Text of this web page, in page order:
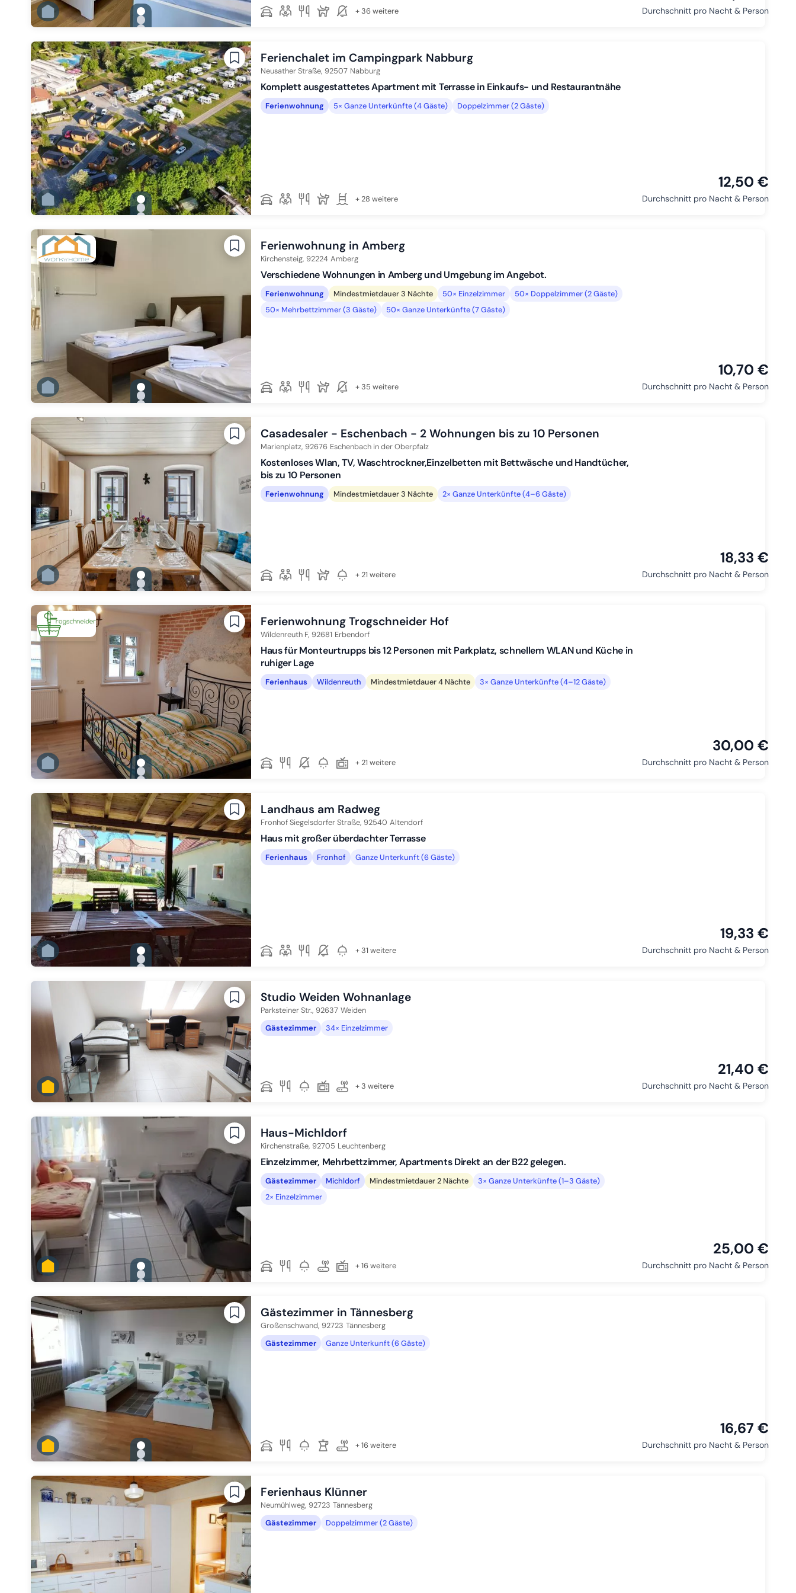
gallery.slide_selector
Zu Slide 1 wechseln
Zu Slide 2 wechseln
Zu Slide 4 wechseln
Zu Slide 5 wechseln
Zu Slide 6 wechseln
+ 36 weitere Durchschnitt pro Nacht & Person
gallery.slide_selector
Zu Slide 1 wechseln
Zu Slide 2 wechseln
Ferienchalet im Campingpark Nabburg
Neusather Straße, 92507 Nabburg
Komplett ausgestattetes Apartment mit Terrasse in Einkaufs- und Restaurantnähe
Ferienwohnung 5× Ganze Unterkünfte (4 Gäste) Doppelzimmer (2 Gäste)
+ 28 weitere
12,50 €
Durchschnitt pro Nacht & Person
gallery.slide_selector
Zu Slide 1 wechseln
Zu Slide 2 wechseln
Zu Slide 4 wechseln
Zu Slide 5 wechseln
Zu Slide 6 wechseln
Ferienwohnung in Amberg
Kirchensteig, 92224 Amberg
Verschiedene Wohnungen in Amberg und Umgebung im Angebot.
Ferienwohnung Mindestmietdauer 3 Nächte 50× Einzelzimmer
50× Doppelzimmer (2 Gäste)
50× Mehrbettzimmer (3 Gäste)
50× Ganze Unterkünfte (7 Gäste)
+ 35 weitere
10,70 €
Durchschnitt pro Nacht & Person
gallery.slide_selector
Zu Slide 1 wechseln
Zu Slide 2 wechseln
Zu Slide 4 wechseln
Zu Slide 5 wechseln
Zu Slide 6 wechseln
Casadesaler - Eschenbach - 2 Wohnungen bis zu 10 Personen
Marienplatz, 92676 Eschenbach in der Oberpfalz
Kostenloses Wlan, TV, Waschtrockner,Einzelbetten mit Bettwäsche und Handtücher,
bis zu 10 Personen
Ferienwohnung Mindestmietdauer 3 Nächte 2× Ganze Unterkünfte (4–6 Gäste)
+ 21 weitere
18,33 €
Durchschnitt pro Nacht & Person
gallery.slide_selector
Zu Slide 1 wechseln
Zu Slide 2 wechseln
Zu Slide 4 wechseln
Zu Slide 5 wechseln
Zu Slide 6 wechseln
Ferienwohnung Trogschneider Hof
Wildenreuth F, 92681 Erbendorf
Haus für Monteurtrupps bis 12 Personen mit Parkplatz, schnellem WLAN und Küche in
ruhiger Lage
Ferienhaus Wildenreuth Mindestmietdauer 4 Nächte 3× Ganze Unterkünfte (4–12 Gäste)
+ 21 weitere
30,00 €
Durchschnitt pro Nacht & Person
gallery.slide_selector
Zu Slide 1 wechseln
Zu Slide 2 wechseln
Zu Slide 4 wechseln
Zu Slide 5 wechseln
Zu Slide 6 wechseln
Landhaus am Radweg
Fronhof Siegelsdorfer Straße, 92540 Altendorf
Haus mit großer überdachter Terrasse
Ferienhaus Fronhof Ganze Unterkunft (6 Gäste)
+ 31 weitere
19,33 €
Durchschnitt pro Nacht & Person
Studio Weiden Wohnanlage
Parksteiner Str., 92637 Weiden
Gästezimmer
34× Einzelzimmer
+ 3 weitere
21,40 €
Durchschnitt pro Nacht & Person
gallery.slide_selector
Zu Slide 1 wechseln
Zu Slide 2 wechseln
Zu Slide 5 wechseln
Haus-Michldorf
Kirchenstraße, 92705 Leuchtenberg
Einzelzimmer, Mehrbettzimmer, Apartments Direkt an der B22 gelegen.
Gästezimmer Michldorf Mindestmietdauer 2 Nächte
3× Ganze Unterkünfte (1–3 Gäste)
2× Einzelzimmer
+ 16 weitere
25,00 €
Durchschnitt pro Nacht & Person
gallery.slide_selector
Zu Slide 1 wechseln
Zu Slide 2 wechseln
Zu Slide 4 wechseln
Zu Slide 5 wechseln
Gästezimmer in Tännesberg
Großenschwand, 92723 Tännesberg
Gästezimmer
Ganze Unterkunft (6 Gäste)
+ 16 weitere
16,67 €
Durchschnitt pro Nacht & Person
Ferienhaus Klünner
Neumühlweg, 92723 Tännesberg
Gästezimmer
Doppelzimmer (2 Gäste)